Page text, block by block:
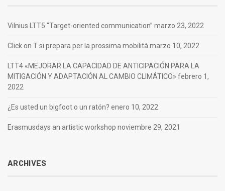
Vilnius LTT5 “Target-oriented communication” marzo 23, 2022
Click on T si prepara per la prossima mobilità marzo 10, 2022
LTT4 «MEJORAR LA CAPACIDAD DE ANTICIPACIÓN PARA LA
MITIGACIÓN Y ADAPTACIÓN AL CAMBIO CLIMÁTICO» febrero 1,
2022
¿Es usted un bigfoot o un ratón? enero 10, 2022
Erasmusdays an artistic workshop noviembre 29, 2021
ARCHIVES